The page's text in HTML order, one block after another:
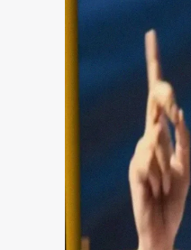
বিরুদ্ধে